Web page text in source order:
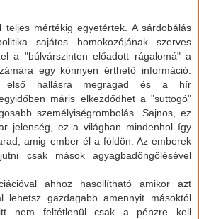
teljes mértékig egyetértek. A sárdobálás
sajátos homokozójának szerves
a "búlvárszinten előadott rágalomá" a
egy könnyen érthető információ.
első hallásra megragad és a hír
máris elkezdődhet a "suttogó"
személyiségrombolás. Sajnos, ez
jelenség, ez a világban mindenhol így
amig ember él a földön. Az emberek
csak mások agyagbadöngölésével
ahhoz hasollítható amikor azt
lehetsz gazdagabb amennyit másoktól
nem feltétlenül csak a pénzre kell